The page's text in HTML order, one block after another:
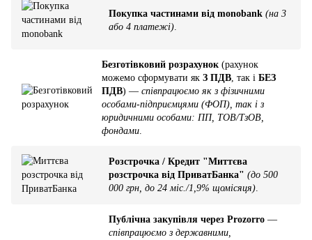
Покупка частинами від monobank (на 3
або 4 платежі)
Безготівковий розрахунок (рахунок
можемо сформувати як З ПДВ , так і БЕЗ
ПДВ) — співпрацюємо як з фізичними
особами-підприємцями (ФОП), так і з
юридичними особами: ПП, ТОВ/ТзОВ,
фондами
Розстрочка / Кредит "Миттєва
розстрочка від ПриватБанка" (до 500
000 грн, до 24 міс./1,9% щомісяця).
Публічна закупівля через Prozorro —
співпрацюємо з державними,